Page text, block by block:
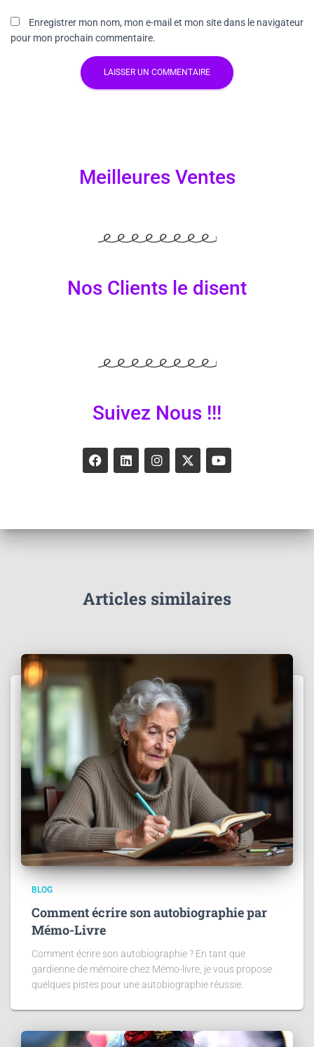
Enregistrer mon nom, mon e-mail et mon site dans le navigateur
pour mon prochain commentaire.
Meilleures Ventes
Nos Clients le disent
Suivez Nous !!!
Articles similaires
BLOG
Comment écrire son autobiographie par
Mémo-Livre
Comment écrire son autobiographie ? En tant que
gardienne de mémoire chez Mémo-livre, je vous propose
quelques pistes pour une autobiographie réussie.